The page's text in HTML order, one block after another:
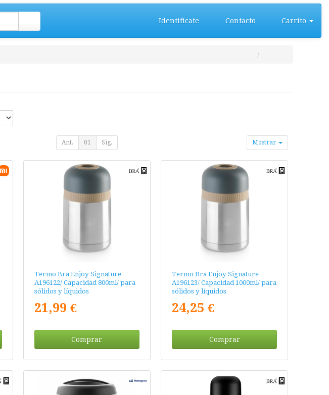
Identifícate Contacto Carrito
Ant. 01 Sig. Mostrar
Termo Bra Enjoy Signature
A196122/ Capacidad 800ml/ para
sólidos y líquidos
21,99 €
Comprar
Termo Bra Enjoy Signature
A196123/ Capacidad 1000ml/ para
sólidos y líquidos
24,25 €
Comprar